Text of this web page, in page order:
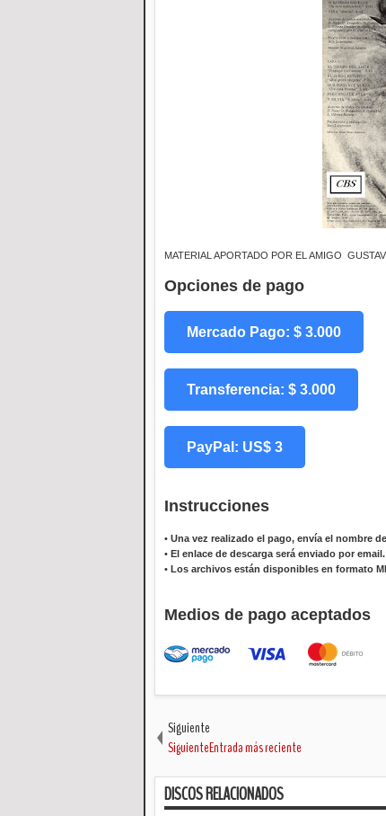
MATERIAL APORTADO POR EL AMIGO
Opciones de pago
Mercado Pago: $ 3.000
Transferencia: $ 3.000
PayPal: US$ 3
Instrucciones
• Una vez realizado el pago, envía el nombre
• El enlace de descarga será enviado por email.
• Los archivos están disponibles en formato
Medios de pago aceptados
Siguiente
SiguienteEntrada más reciente
DISCOS RELACIONADOS